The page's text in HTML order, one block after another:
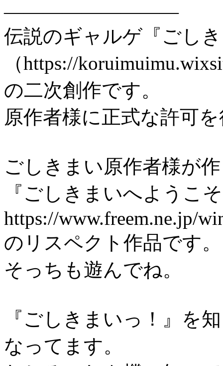
―――――――――
伝説のギャルゲ『ごし
（https://
の二次創作です。
原作者様に正式な許可
ごしきまい原作者様が
『ごしきまいへようこ
https://www.freem.ne.jp/
のリスペクト作品です。
そっちも遊んでね。
『ごしきまいっ！』を
なってます。